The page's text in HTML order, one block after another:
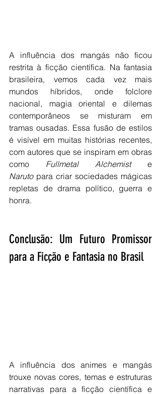
A influência dos mangás não ficou
restrita à ficção científica. Na fantasia
brasileira, vemos cada vez mais
mundos híbridos, onde folclore
nacional, magia oriental e dilemas
contemporâneos se misturam em
tramas ousadas. Essa fusão de estilos
é visível em muitas histórias recentes,
com autores que se inspiram em obras
como Fullmetal Alchemist
Naruto para criar sociedades mágicas
repletas de drama político, guerra e
honra.
Conclusão: Um Futuro Promissor
para a Ficção e Fantasia no Brasil
A influência dos animes e mangás
trouxe novas cores, temas e estruturas
narrativas para a ficção científica e